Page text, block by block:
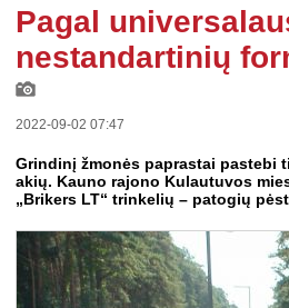
Pagal
nestandartinių
2022-09-02 07:47
Grindinį žmonės paprastai pastebi
akių. Kauno rajono Kulautuvos
„Brikers LT“ trinkelių – patogių